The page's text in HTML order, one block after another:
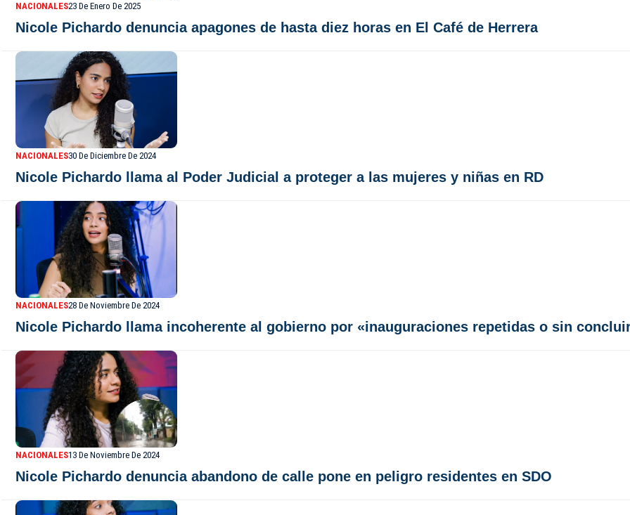
NACIONALES23 De Enero De 2025
Nicole Pichardo denuncia apagones de hasta diez horas en El Café de Herrera
NACIONALES30 De Diciembre De 2024
Nicole Pichardo llama al Poder Judicial a proteger a las mujeres y niñas en RD
NACIONALES28 De Noviembre De 2024
Nicole Pichardo llama incoherente al gobierno por «inauguraciones repetidas o sin
NACIONALES13 De Noviembre De 2024
Nicole Pichardo denuncia abandono de calle pone en peligro residentes en SDO